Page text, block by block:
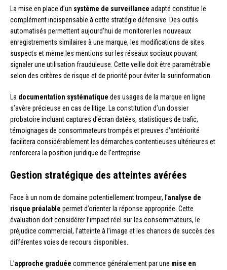
La mise en place d’un système de surveillance adapté constitue le
complément indispensable à cette stratégie défensive. Des outils
automatisés permettent aujourd’hui de monitorer les nouveaux
enregistrements similaires à une marque, les modifications de sites
suspects et même les mentions sur les réseaux sociaux pouvant
signaler une utilisation frauduleuse. Cette veille doit être paramétrable
selon des critères de risque et de priorité pour éviter la surinformation.
La documentation systématique des usages de la marque en ligne
s’avère précieuse en cas de litige. La constitution d’un dossier
probatoire incluant captures d’écran datées, statistiques de trafic,
témoignages de consommateurs trompés et preuves d’antériorité
facilitera considérablement les démarches contentieuses ultérieures et
renforcera la position juridique de l’entreprise.
Gestion stratégique des atteintes avérées
Face à un nom de domaine potentiellement trompeur, l’analyse de
risque préalable permet d’orienter la réponse appropriée. Cette
évaluation doit considérer l’impact réel sur les consommateurs, le
préjudice commercial, l’atteinte à l’image et les chances de succès des
différentes voies de recours disponibles.
L’approche graduée commence généralement par une mise en